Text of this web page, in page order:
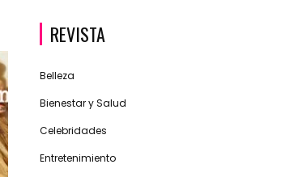
REVISTA
Belleza
Bienestar y Salud
Celebridades
Entretenimiento